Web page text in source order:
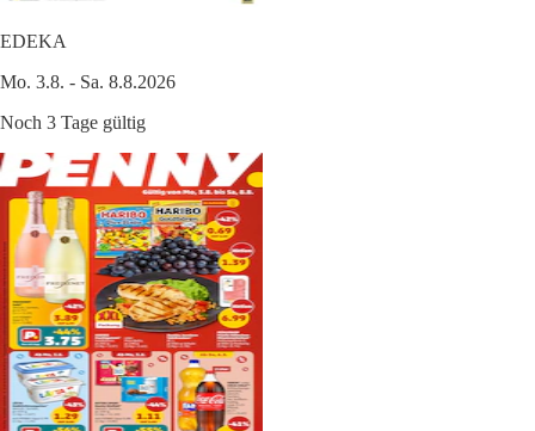
EDEKA
Mo. 3.8. - Sa. 8.8.2026
Noch 3 Tage gültig